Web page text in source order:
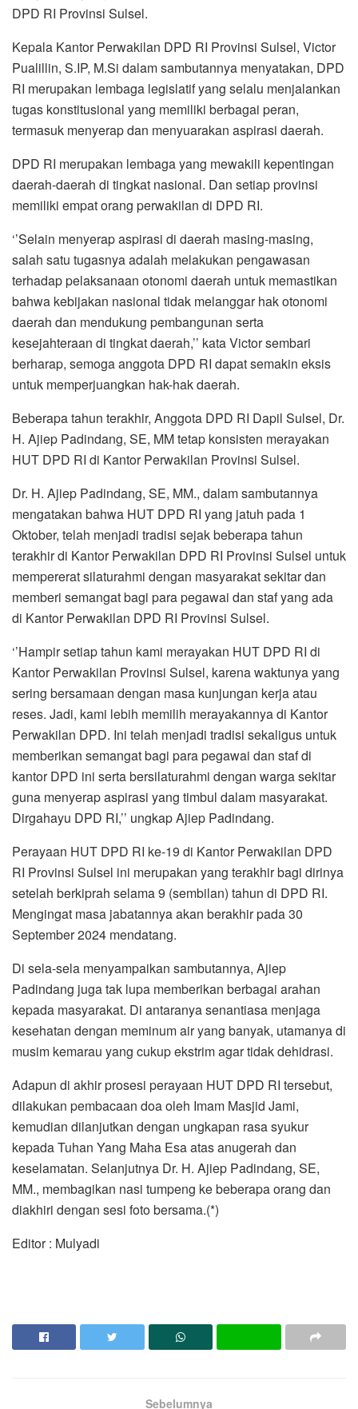
DPD RI Provinsi Sulsel.
Kepala Kantor Perwakilan DPD RI Provinsi Sulsel, Victor
Pualillin, S.IP, M.Si dalam sambutannya menyatakan, DPD
RI merupakan lembaga legislatif yang selalu menjalankan
tugas konstitusional yang memiliki berbagai peran,
termasuk menyerap dan menyuarakan aspirasi daerah.
DPD RI merupakan lembaga yang mewakili kepentingan
daerah-daerah di tingkat nasional. Dan setiap provinsi
memiliki empat orang perwakilan di DPD RI.
‘’Selain menyerap aspirasi di daerah masing-masing,
salah satu tugasnya adalah melakukan pengawasan
terhadap pelaksanaan otonomi daerah untuk memastikan
bahwa kebijakan nasional tidak melanggar hak otonomi
daerah dan mendukung pembangunan serta
kesejahteraan di tingkat daerah,’’ kata Victor sembari
berharap, semoga anggota DPD RI dapat semakin eksis
untuk memperjuangkan hak-hak daerah.
Beberapa tahun terakhir, Anggota DPD RI Dapil Sulsel, Dr.
H. Ajiep Padindang, SE, MM tetap konsisten merayakan
HUT DPD RI di Kantor Perwakilan Provinsi Sulsel.
Dr. H. Ajiep Padindang, SE, MM., dalam sambutannya
mengatakan bahwa HUT DPD RI yang jatuh pada 1
Oktober, telah menjadi tradisi sejak beberapa tahun
terakhir di Kantor Perwakilan DPD RI Provinsi Sulsel untuk
mempererat silaturahmi dengan masyarakat sekitar dan
memberi semangat bagi para pegawai dan staf yang ada
di Kantor Perwakilan DPD RI Provinsi Sulsel.
‘’Hampir setiap tahun kami merayakan HUT DPD RI di
Kantor Perwakilan Provinsi Sulsel, karena waktunya yang
sering bersamaan dengan masa kunjungan kerja atau
reses. Jadi, kami lebih memilih merayakannya di Kantor
Perwakilan DPD. Ini telah menjadi tradisi sekaligus untuk
memberikan semangat bagi para pegawai dan staf di
kantor DPD ini serta bersilaturahmi dengan warga sekitar
guna menyerap aspirasi yang timbul dalam masyarakat.
Dirgahayu DPD RI,’’ ungkap Ajiep Padindang.
Perayaan HUT DPD RI ke-19 di Kantor Perwakilan DPD
RI Provinsi Sulsel ini merupakan yang terakhir bagi dirinya
setelah berkiprah selama 9 (sembilan) tahun di DPD RI.
Mengingat masa jabatannya akan berakhir pada 30
September 2024 mendatang.
Di sela-sela menyampaikan sambutannya, Ajiep
Padindang juga tak lupa memberikan berbagai arahan
kepada masyarakat. Di antaranya senantiasa menjaga
kesehatan dengan meminum air yang banyak, utamanya di
musim kemarau yang cukup ekstrim agar tidak dehidrasi.
Adapun di akhir prosesi perayaan HUT DPD RI tersebut,
dilakukan pembacaan doa oleh Imam Masjid Jami,
kemudian dilanjutkan dengan ungkapan rasa syukur
kepada Tuhan Yang Maha Esa atas anugerah dan
keselamatan. Selanjutnya Dr. H. Ajiep Padindang, SE,
MM., membagikan nasi tumpeng ke beberapa orang dan
diakhiri dengan sesi foto bersama.(*)
Editor : Mulyadi
Sebelumnya